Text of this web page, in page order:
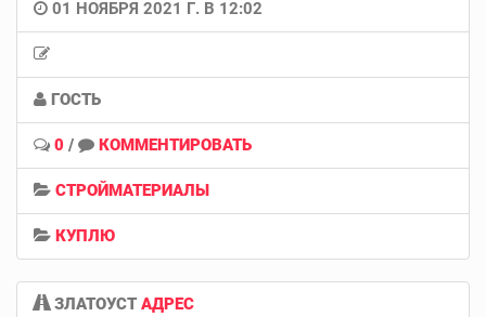
01 НОЯБРЯ 2021 Г. В 12:02
ГОСТЬ
0 / КОММЕНТИРОВАТЬ
СТРОЙМАТЕРИАЛЫ
КУПЛЮ
ЗЛАТОУСТАДРЕС